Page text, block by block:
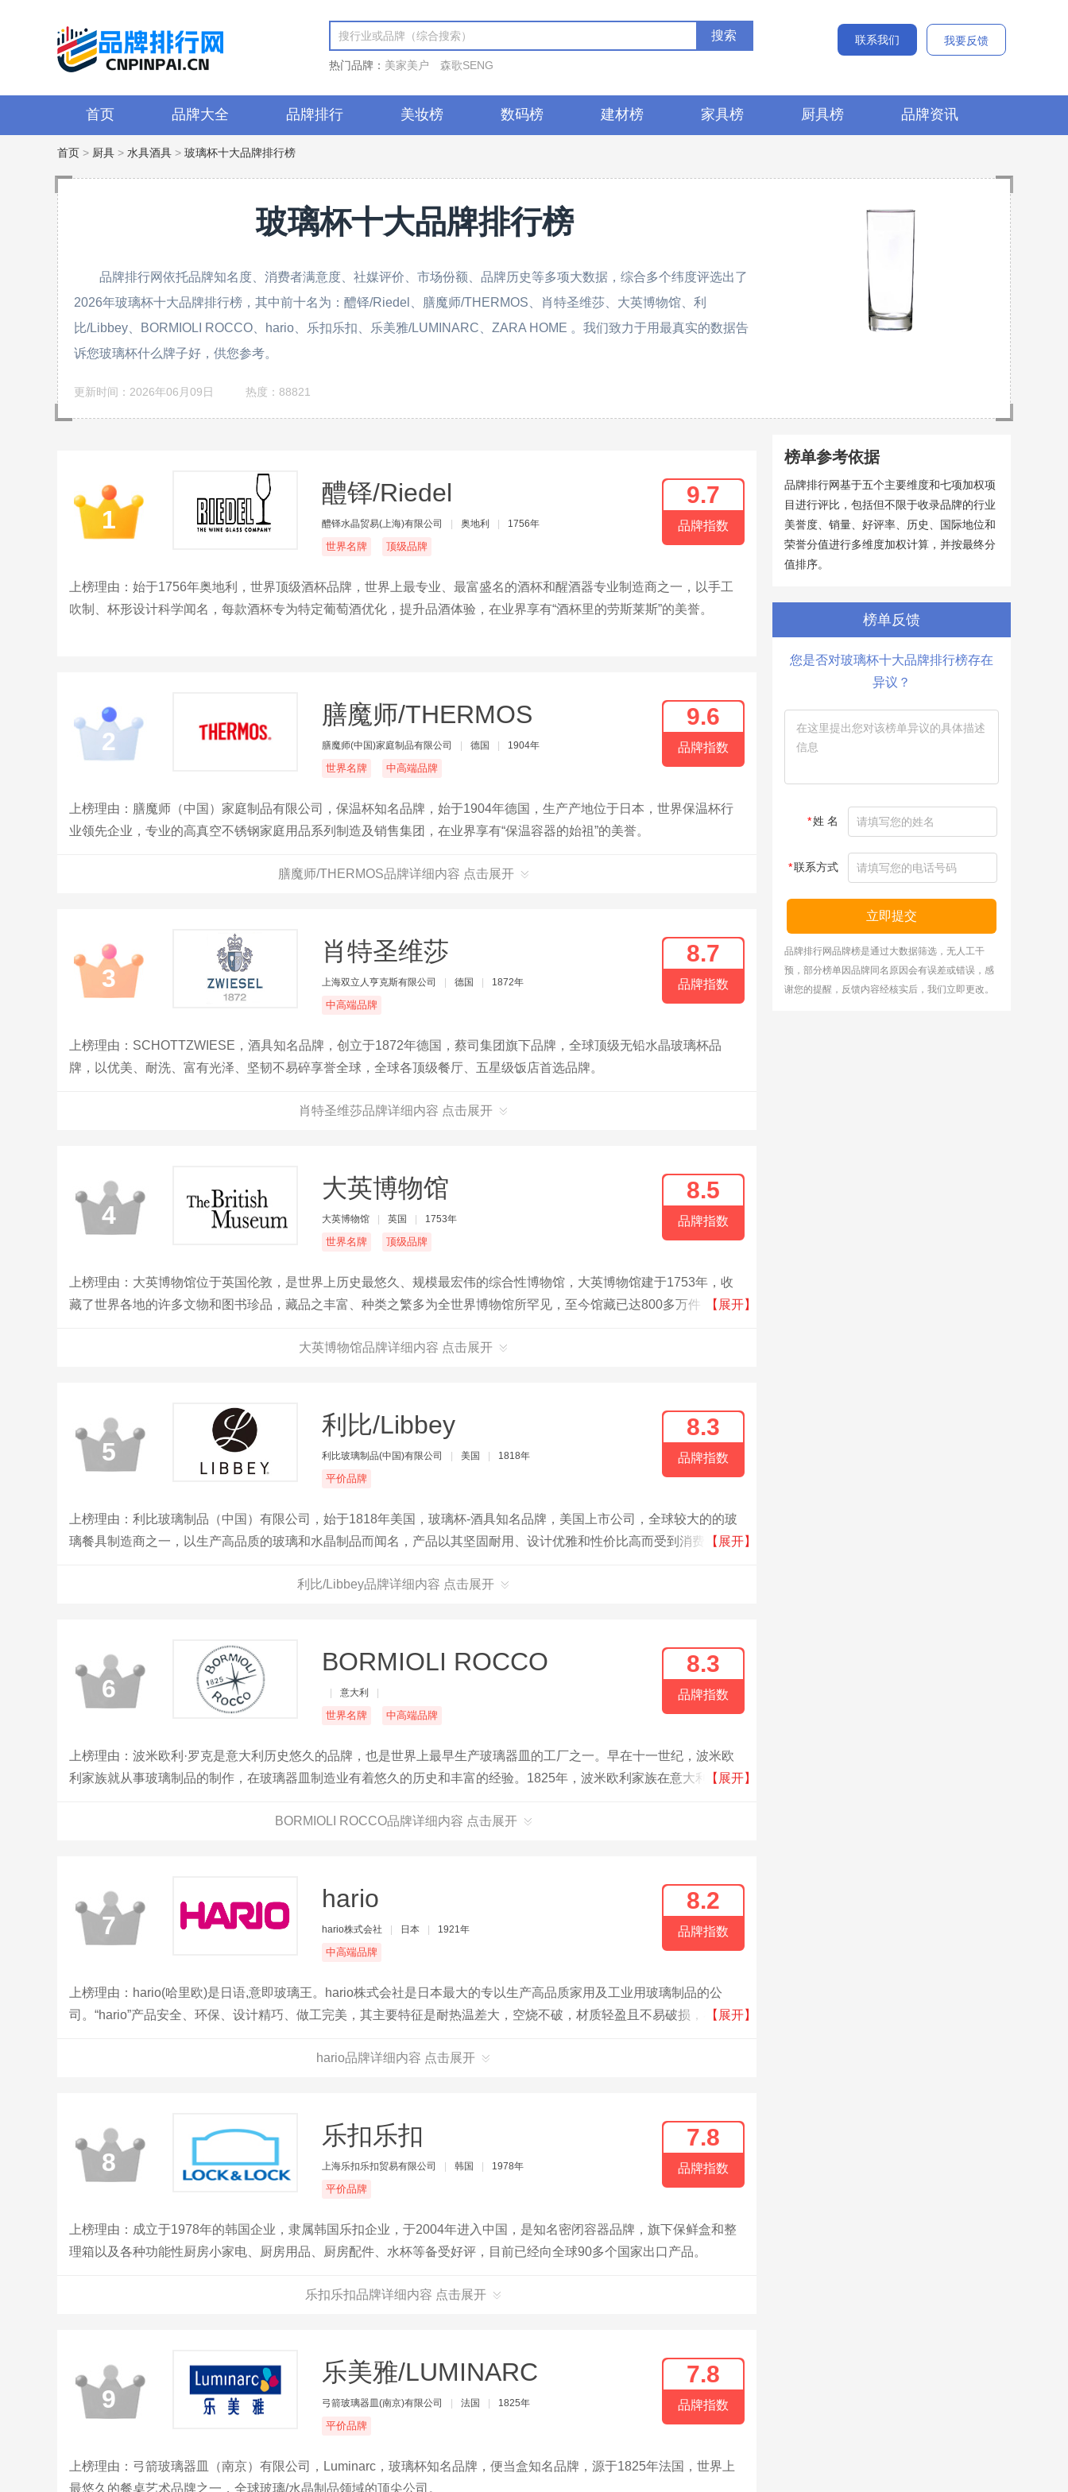
联系我们
我要反馈
热门品牌： 美家美户 森歌SENG
首页 品牌大全 品牌排行 美妆榜 数码榜 建材榜 家具榜 厨具榜 品牌资讯
首页 > 厨具 > 水具酒具 > 玻璃杯十大品牌排行榜
玻璃杯十大品牌排行榜
品牌排行网依托品牌知名度、消费者满意度、社媒评价、市场份额、品牌历史等多项大数据，综合多个纬度评选出了
2026年玻璃杯十大品牌排行榜，其中前十名为：醴铎/Riedel、膳魔师/THERMOS、肖特圣维莎、大英博物馆、利
比/Libbey、BORMIOLI ROCCO、hario、乐扣乐扣、乐美雅/LUMINARC、ZARA HOME 。我们致力于用最真实的数据告
诉您玻璃杯什么牌子好，供您参考。
更新时间：2026年06月09日 热度：88821
1
醴铎/Riedel
醴铎水晶贸易(上海)有限公司 奥地利 1756年
世界名牌 顶级品牌
9.7
品牌指数
上榜理由：始于1756年奥地利，世界顶级酒杯品牌，世界上最专业、最富盛名的酒杯和醒酒器专业制造商之一，以手工
吹制、杯形设计科学闻名，每款酒杯专为特定葡萄酒优化，提升品酒体验，在业界享有“酒杯里的劳斯莱斯”的美誉。
2
膳魔师/THERMOS
膳魔师(中国)家庭制品有限公司 德国 1904年
世界名牌 中高端品牌
9.6
品牌指数
上榜理由：膳魔师（中国）家庭制品有限公司，保温杯知名品牌，始于1904年德国，生产产地位于日本，世界保温杯行
业领先企业，专业的高真空不锈钢家庭用品系列制造及销售集团，在业界享有“保温容器的始祖”的美誉。
膳魔师/THERMOS品牌详细内容 点击展开
3
肖特圣维莎
上海双立人亨克斯有限公司 德国 1872年
中高端品牌
8.7
品牌指数
上榜理由：SCHOTTZWIESE，酒具知名品牌，创立于1872年德国，蔡司集团旗下品牌，全球顶级无铅水晶玻璃杯品
牌，以优美、耐洗、富有光泽、坚韧不易碎享誉全球，全球各顶级餐厅、五星级饭店首选品牌。
肖特圣维莎品牌详细内容 点击展开
4
大英博物馆
大英博物馆 英国 1753年
世界名牌 顶级品牌
8.5
品牌指数
上榜理由：大英博物馆位于英国伦敦，是世界上历史最悠久、规模最宏伟的综合性博物馆，大英博物馆建于1753年，收
藏了世界各地的许多文物和图书珍品，藏品之丰富、种类之繁多为全世界博物馆所罕见，至今馆藏已达800多万件，涵盖
【展开】
大英博物馆品牌详细内容 点击展开
5
利比/Libbey
利比玻璃制品(中国)有限公司 美国 1818年
平价品牌
8.3
品牌指数
上榜理由：利比玻璃制品（中国）有限公司，始于1818年美国，玻璃杯-酒具知名品牌，美国上市公司，全球较大的的玻
璃餐具制造商之一，以生产高品质的玻璃和水晶制品而闻名，产品以其坚固耐用、设计优雅和性价比高而受到消费者的青
【展开】
利比/Libbey品牌详细内容 点击展开
6
BORMIOLI ROCCO
意大利
世界名牌 中高端品牌
8.3
品牌指数
上榜理由：波米欧利·罗克是意大利历史悠久的品牌，也是世界上最早生产玻璃器皿的工厂之一。早在十一世纪，波米欧
利家族就从事玻璃制品的制作，在玻璃器皿制造业有着悠久的历史和丰富的经验。1825年，波米欧利家族在意大利帕尔
【展开】
BORMIOLI ROCCO品牌详细内容 点击展开
7
hario
hario株式会社 日本 1921年
中高端品牌
8.2
品牌指数
上榜理由：hario(哈里欧)是日语,意即玻璃王。hario株式会社是日本最大的专以生产高品质家用及工业用玻璃制品的公
司。“hario”产品安全、环保、设计精巧、做工完美，其主要特征是耐热温差大，空烧不破，材质轻盈且不易破损，在亚洲
【展开】
hario品牌详细内容 点击展开
8
乐扣乐扣
上海乐扣乐扣贸易有限公司 韩国 1978年
平价品牌
7.8
品牌指数
上榜理由：成立于1978年的韩国企业，隶属韩国乐扣企业，于2004年进入中国，是知名密闭容器品牌，旗下保鲜盒和整
理箱以及各种功能性厨房小家电、厨房用品、厨房配件、水杯等备受好评，目前已经向全球90多个国家出口产品。
乐扣乐扣品牌详细内容 点击展开
9
乐美雅/LUMINARC
弓箭玻璃器皿(南京)有限公司 法国 1825年
平价品牌
7.8
品牌指数
上榜理由：弓箭玻璃器皿（南京）有限公司，Luminarc，玻璃杯知名品牌，便当盒知名品牌，源于1825年法国，世界上
最悠久的餐桌艺术品牌之一，全球玻璃/水晶制品领域的顶尖公司。
榜单参考依据
品牌排行网基于五个主要维度和七项加权项
目进行评比，包括但不限于收录品牌的行业
美誉度、销量、好评率、历史、国际地位和
荣誉分值进行多维度加权计算，并按最终分
值排序。
榜单反馈
您是否对玻璃杯十大品牌排行榜存在
异议？
*姓 名
*联系方式
立即提交
品牌排行网品牌榜是通过大数据筛选，无人工干
预，部分榜单因品牌同名原因会有误差或错误，感
谢您的提醒，反馈内容经核实后，我们立即更改。